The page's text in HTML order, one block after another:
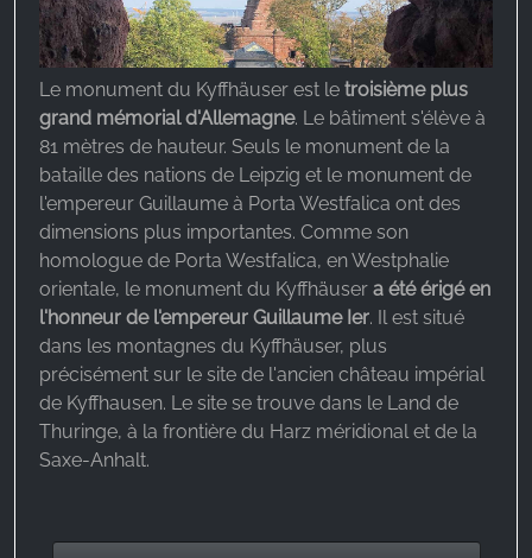
Le monument du Kyffhäuser est le troisième plus
grand mémorial d'Allemagne. Le bâtiment s'élève à
81 mètres de hauteur. Seuls le monument de la
bataille des nations de Leipzig et le monument de
l'empereur Guillaume à Porta Westfalica ont des
dimensions plus importantes. Comme son
homologue de Porta Westfalica, en Westphalie
orientale, le monument du Kyffhäuser a été érigé en
l'honneur de l'empereur Guillaume Ier. Il est situé
dans les montagnes du Kyffhäuser, plus
précisément sur le site de l'ancien château impérial
de Kyffhausen. Le site se trouve dans le Land de
Thuringe, à la frontière du Harz méridional et de la
Saxe-Anhalt.